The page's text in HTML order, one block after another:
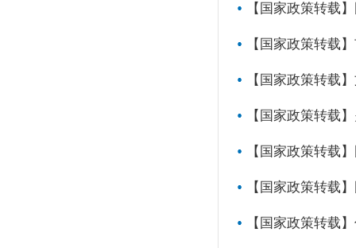
【国家政策转载
【国家政策转载
【国家政策转载
【国家政策转载
【国家政策转载
【国家政策转载
【国家政策转载